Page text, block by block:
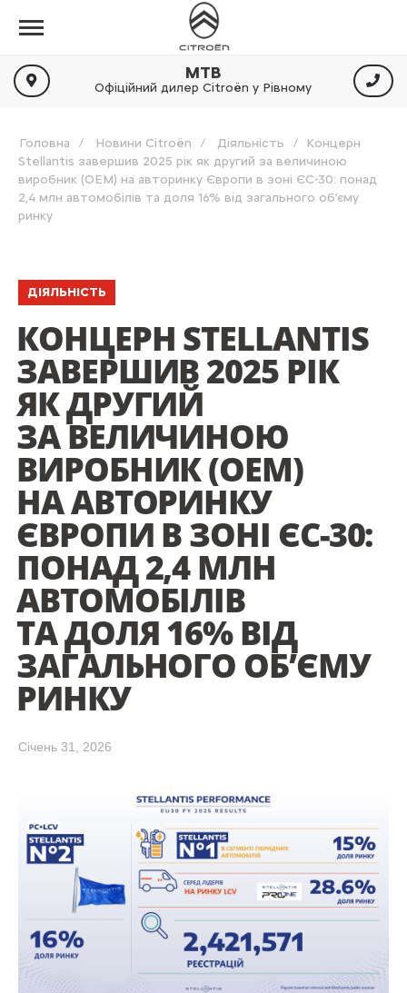
МТВ
Офіційний дилер Citroën у Рівному
Головна Новини Citroën Діяльність
Концерн
Stellantis завершив 2025 рік як другий за величиною
виробник (ОЕМ) на авторинку Європи в зоні ЄС-30: понад
2,4 млн автомобілів та доля 16% від загального об’єму
ринку
ДІЯЛЬНІСТЬ
КОНЦЕРН STELLANTIS
ЗАВЕРШИВ 2025 РІК
ЯК ДРУГИЙ
ЗА ВЕЛИЧИНОЮ
ВИРОБНИК (ОЕМ)
НА АВТОРИНКУ
ЄВРОПИ В ЗОНІ ЄС-30:
ПОНАД 2,4 МЛН
АВТОМОБІЛІВ
ТА ДОЛЯ 16% ВІД
ЗАГАЛЬНОГО ОБ’ЄМУ
РИНКУ
Cічень 31, 2026